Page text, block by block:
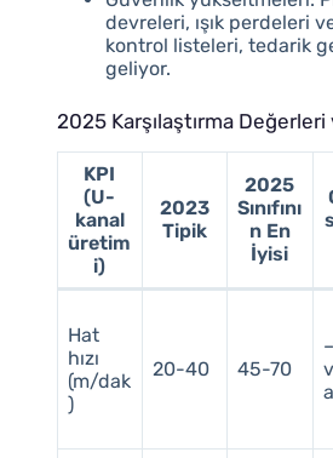
devreleri, ışık perdeleri
kontrol listeleri, tedarik
geliyor.
2025 Karşılaştırma
KPI
(U-
kanal
üretim
i)
2023
Tipik
2025
Sınıfını
n En
İyisi
Hat
hızı
(m/dak
)
20-40 45-70